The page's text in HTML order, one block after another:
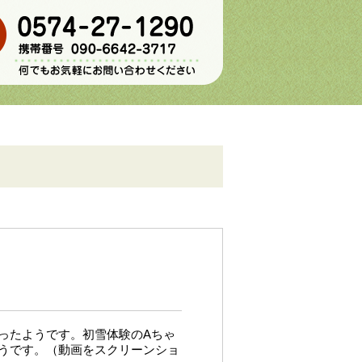
たようです。初雪体験のAちゃ
です。（動画をスクリーンショ